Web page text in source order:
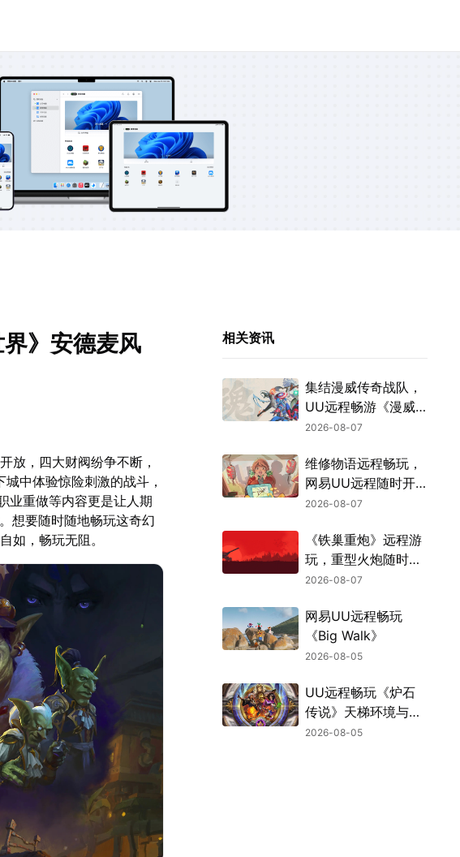
》安德麦风
放，四大财阀纷争不断，
中体验惊险刺激的战斗，
业重做等内容更是让人期
想要随时随地畅玩这奇幻
如，畅玩无阻。
相关资讯
集结漫威传奇战队，
UU远程畅游《漫威
斗魂》
2026-08-07
维修物语远程畅玩，
网易UU远程随时开
张
2026-08-07
《铁巢重炮》远程游
玩，重型火炮随时待
命
2026-08-07
网易UU远程畅玩
《Big Walk》
2026-08-05
UU远程畅玩《炉石
传说》天梯环境与战
棋新机制
2026-08-05